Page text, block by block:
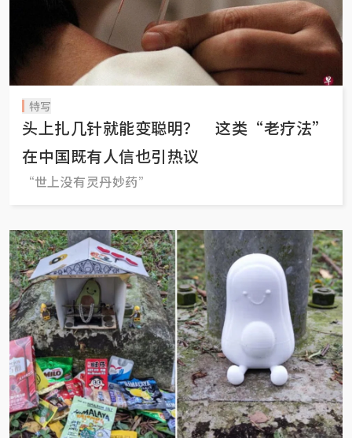
特写
头上扎几针就能变聪明？ 这类“老疗法”
在中国既有人信也引热议
“世上没有灵丹妙药”